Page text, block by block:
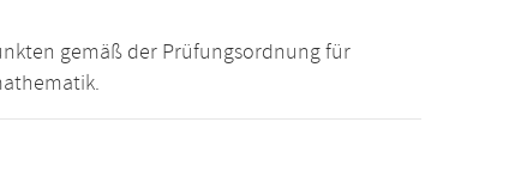
gemäß der Prüfungsordnung für